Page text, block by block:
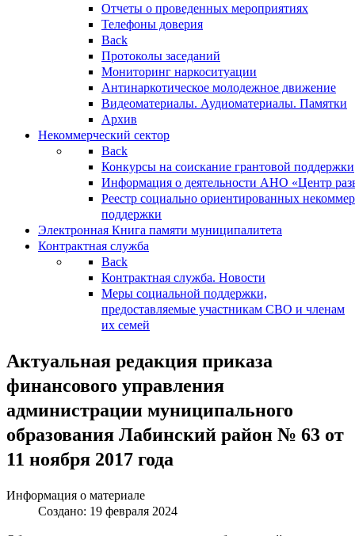
Отчеты о проведенных мероприятиях
Телефоны доверия
Back
Протоколы заседаний
Мониторинг наркоситуации
Антинаркотическое молодежное движение
Видеоматериалы. Аудиоматериалы. Памятки
Архив
Некоммерческий сектор
Back
Конкурсы на соискание грантовой поддержки
Информация о деятельности АНО «Центр
Реестр социально ориентированных
поддержки
Электронная Книга памяти муниципалитета
Контрактная служба
Back
Контрактная служба. Новости
Меры социальной поддержки,
предоставляемые участникам СВО и членам
их семей
Актуальная редакция приказа
финансового управления
администрации муниципального
образования Лабинский район № 63 от
11 ноября 2017 года
Информация о материале
Создано: 19 февраля 2024